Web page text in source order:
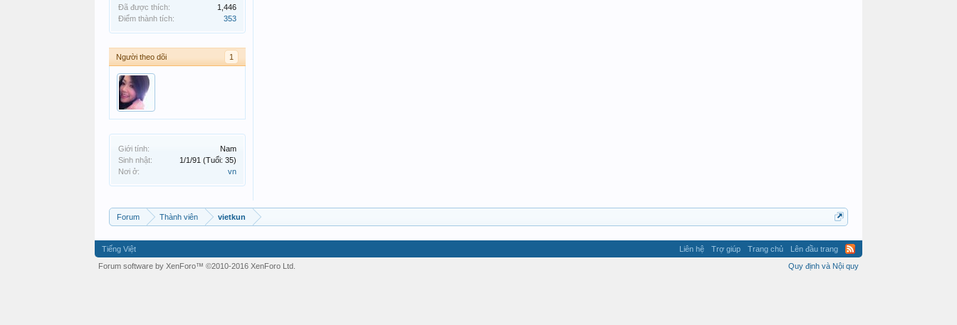
Đã được thích:
1,446
Điểm thành tích:
353
Người theo dõi 1
Giới tính:
Nam
Sinh nhật:
1/1/91 (Tuổi: 35)
Nơi ở:
vn
Forum Thành viên vietkun
Tiếng Việt Liên hệ Trợ giúp Trang chủ
Lên đầu trang
Quy định và Nội quy
Forum software by XenForo™ ©2010-2016 XenForo Ltd.